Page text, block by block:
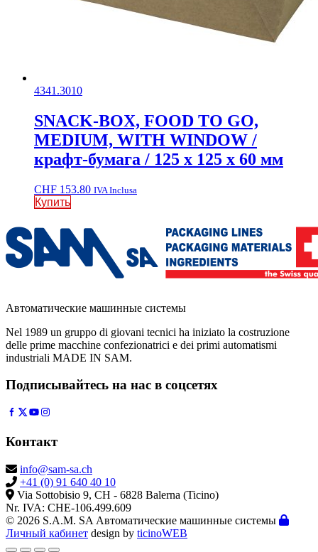
4341.3010
SNACK-BOX, FOOD TO GO,
MEDIUM, WITH WINDOW /
крафт-бумага / 125 x 125 x 60 мм
CHF 153.80 IVA Inclusa
Купить
Автоматические машинные системы
Nel 1989 un gruppo di giovani tecnici ha iniziato la costruzione
delle prime macchine confezionatrici e dei primi automatismi
industriali MADE IN SAM.
Подписывайтесь на нас в соцсетях
Контакт
info@sam-sa.ch
+41 (0) 91 640 40 10
Via Sottobisio 9, CH - 6828 Balerna (Ticino)
Nr. IVA: CHE-106.499.609
© 2026 S.A.M. SA Автоматические машинные системы
Личный кабинет design by ticinoWEB